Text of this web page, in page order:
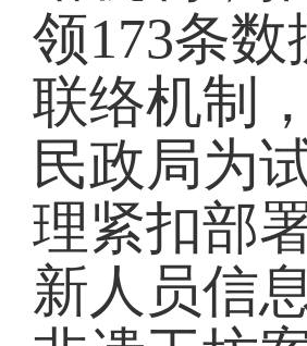
领173条
联络机制
民政局为
理紧扣部
新人员信